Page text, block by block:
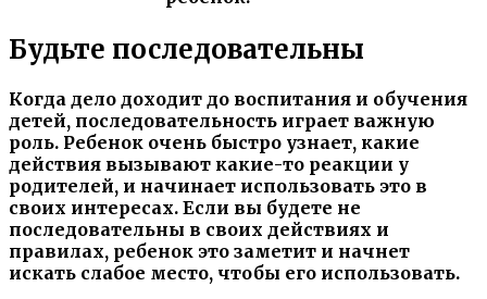
Будьте последовательны
Когда дело доходит до воспитания и обучения
детей, последовательность играет важную
роль. Ребенок очень быстро узнает, какие
действия вызывают какие-то реакции у
родителей, и начинает использовать это в
своих интересах. Если вы будете не
последовательны в своих действиях и
правилах, ребенок это заметит и начнет
искать слабое место, чтобы его использовать.